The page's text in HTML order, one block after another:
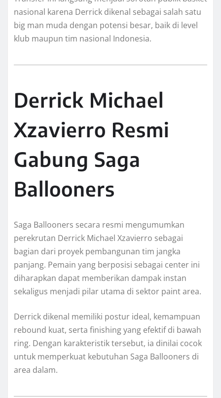
nasional karena Derrick dikenal sebagai salah satu
big man muda dengan potensi besar, baik di level
klub maupun tim nasional Indonesia.
Derrick Michael
Xzavierro Resmi
Gabung Saga
Ballooners
Saga Ballooners secara resmi mengumumkan
perekrutan Derrick Michael Xzavierro sebagai
bagian dari proyek pembangunan tim jangka
panjang. Pemain yang berposisi sebagai center ini
diharapkan dapat memberikan dampak instan
sekaligus menjadi pilar utama di sektor paint area.
Derrick dikenal memiliki postur ideal, kemampuan
rebound kuat, serta finishing yang efektif di bawah
ring. Dengan karakteristik tersebut, ia dinilai cocok
untuk memperkuat kebutuhan Saga Ballooners di
area dalam.